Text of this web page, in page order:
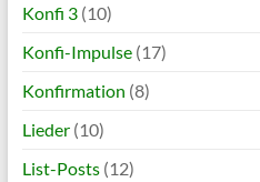
Konfi 3(10)
Konfi-Impulse(17)
Konfirmation (8)
Lieder(10)
List-Posts(12)